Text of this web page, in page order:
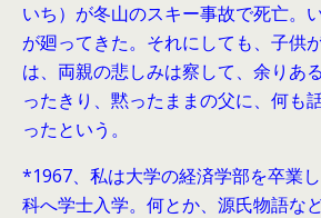
いち）が冬山のスキー事故で死亡。
が廻ってきた。それにしても、子供
は、両親の悲しみは察して、余りあ
ったきり、黙ったままの父に、何も
ったという。
*1967、私は大学の経済学部を卒業
科へ学士入学。何とか、源氏物語な